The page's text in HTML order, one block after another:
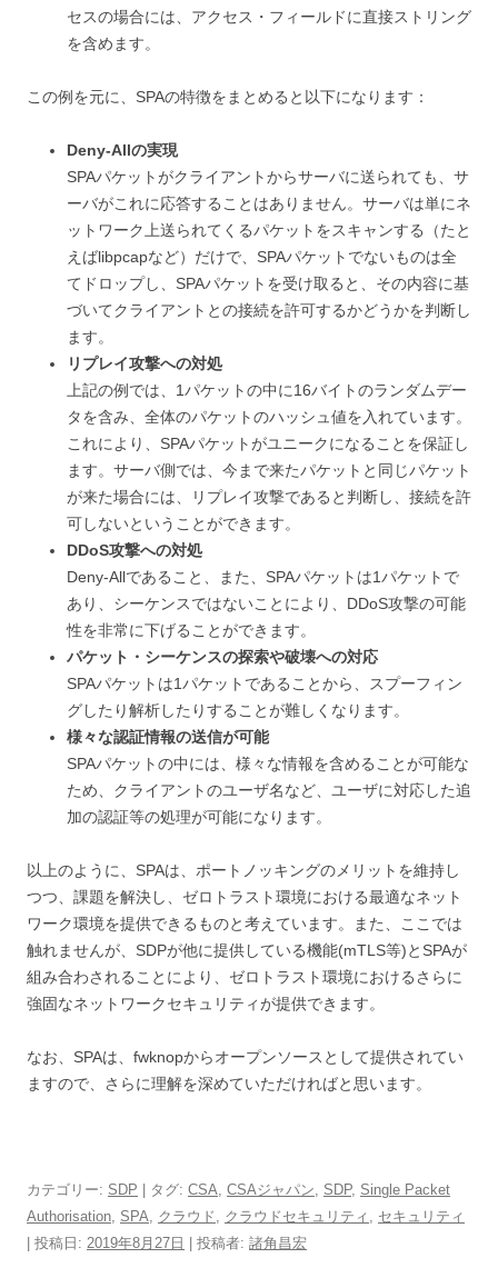
セスの場合には、アクセス・フィールドに直接ストリング
を含めます。
この例を元に、SPAの特徴をまとめると以下になります：
Deny-Allの実現
SPAパケットがクライアントからサーバに送られても、サ
ーバがこれに応答することはありません。サーバは単にネ
ットワーク上送られてくるパケットをスキャンする（たと
えばlibpcapなど）だけで、SPAパケットでないものは全
てドロップし、SPAパケットを受け取ると、その内容に基
づいてクライアントとの接続を許可するかどうかを判断し
ます。
リプレイ攻撃への対処
上記の例では、1パケットの中に16バイトのランダムデー
タを含み、全体のパケットのハッシュ値を入れています。
これにより、SPAパケットがユニークになることを保証し
ます。サーバ側では、今まで来たパケットと同じパケット
が来た場合には、リプレイ攻撃であると判断し、接続を許
可しないということができます。
DDoS攻撃への対処
Deny-Allであること、また、SPAパケットは1パケットで
あり、シーケンスではないことにより、DDoS攻撃の可能
性を非常に下げることができます。
パケット・シーケンスの探索や破壊への対応
SPAパケットは1パケットであることから、スプーフィン
グしたり解析したりすることが難しくなります。
様々な認証情報の送信が可能
SPAパケットの中には、様々な情報を含めることが可能な
ため、クライアントのユーザ名など、ユーザに対応した追
加の認証等の処理が可能になります。
以上のように、SPAは、ポートノッキングのメリットを維持し
つつ、課題を解決し、ゼロトラスト環境における最適なネット
ワーク環境を提供できるものと考えています。また、ここでは
触れませんが、SDPが他に提供している機能(mTLS等)とSPAが
組み合わされることにより、ゼロトラスト環境におけるさらに
強固なネットワークセキュリティが提供できます。
なお、SPAは、fwknopからオープンソースとして提供されてい
ますので、さらに理解を深めていただければと思います。
カテゴリー: SDP | タグ: CSA CSAジャパン SDP, Single Packet
Authorisation SPA クラウド クラウドセキュリティ
セキュリティ
| 投稿日: 2019年8月27日 | 投稿者: 諸角昌宏